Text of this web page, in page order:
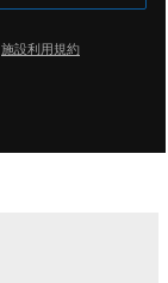
施設利用規約